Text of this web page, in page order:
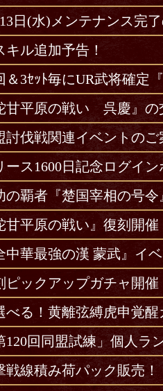
日(水)メンテナンス完
キル追加予告！
＆3ｾｯﾄ毎にUR武将確定
甘平原の戦い 呉慶』
討伐戦関連イベントのご
ース1600日記念ログイン
の覇者『楚国宰相の号
甘平原の戦い』復刻開催
中華最強の漢 蒙武』イ
ピックアップガチャ開催
べる！黄離弦縛虎申覚醒
120回同盟試練」個人ラ
戦線積み荷パック販売！